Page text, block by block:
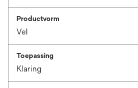
Productvorm
Vel
Toepassing
Klaring